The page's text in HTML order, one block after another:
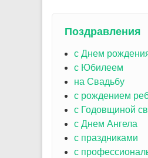
Поздравления
с Днем
с Юбилеем
на Свадьбу
с рождением
с Годовщиной
с Днем Ангела
с праздниками
с